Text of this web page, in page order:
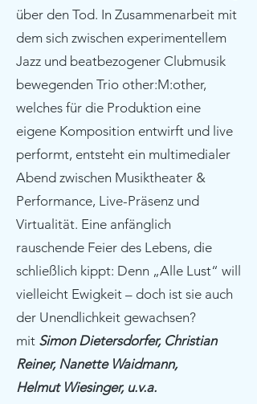
über den Tod. In Zusammenarbeit mit
dem sich zwischen experimentellem
Jazz und beatbezogener Clubmusik
bewegenden Trio other:M:other,
welches für die Produktion eine
eigene Komposition entwirft und live
performt, entsteht ein multimedialer
Abend zwischen Musiktheater &
Performance, Live-Präsenz und
Virtualität. Eine anfänglich
rauschende Feier des Lebens, die
schließlich kippt: Denn „Alle Lust“ will
vielleicht Ewigkeit – doch ist sie auch
der Unendlichkeit gewachsen?
mit Simon Dietersdorfer, Christian
Reiner, Nanette Waidmann,
Helmut Wiesinger, u.v.a.